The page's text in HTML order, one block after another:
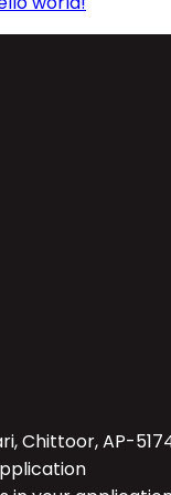
Chittoor, AP-